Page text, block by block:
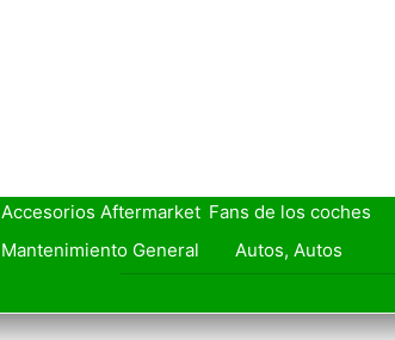
Accesorios Aftermarket Fans de los coches
Mantenimiento General
Autos, Autos